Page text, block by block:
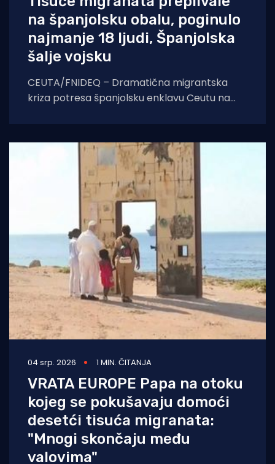
na španjolsku obalu, poginulo
najmanje 18 ljudi, Španjolska
šalje vojsku
CEUTA/FNIDEQ – Dramatična migrantska
kriza potresa španjolsku enklavu Ceutu na
04 srp. 2026 1 MIN. ČITANJA
VRATA EUROPE Papa na otoku
kojeg se pokušavaju domoći
desetći tisuća migranata:
"Mnogi skončaju među
valovima"